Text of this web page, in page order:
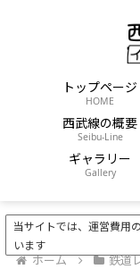
トップページ
HOME
西武線の概要
Seibu-Line
ギャラリー
Gallery
当サイトでは、運営費用
います
ホーム 鉄道